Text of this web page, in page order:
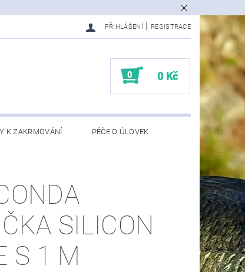
PŘIHLÁŠENÍ REGISTRACE
0 0 Kč
K ZAKRMOVÁNÍ PÉČE O ÚLOVEK
SILICON
S 1 M